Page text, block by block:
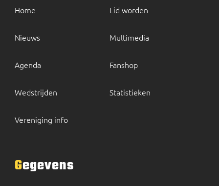
Home
Nieuws
Agenda
Wedstrijden
Vereniging info
Lid worden
Multimedia
Fanshop
Statistieken
Gegevens